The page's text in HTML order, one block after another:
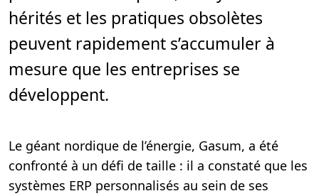
m
i
nhérités et les pratiques obsolètes
peuvent rapidement s’accumuler à
mesure que les entreprises se
développent.
Le géant nordique de l’énergie, Gasum, a été
confronté à un défi de taille : il a constaté que les
systèmes ERP personnalisés au sein de ses